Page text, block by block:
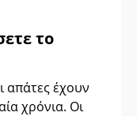
το
απάτες έχουν
χρόνια. Οι